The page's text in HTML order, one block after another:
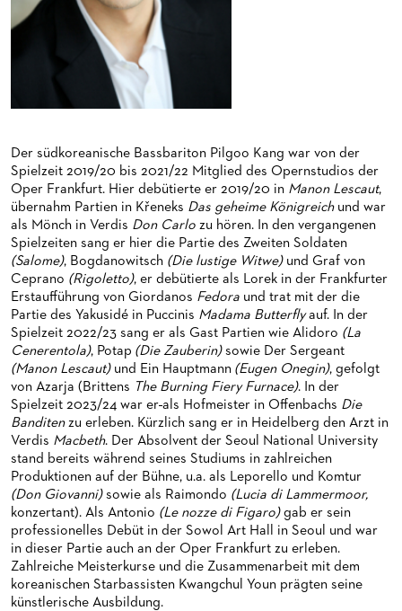
HAPPY NEW EARS
FÜHRUNGEN EXKLUSIV FÜR ABONNENT*INNEN
FRIEDMAN IN DER OPER
BRÜCHE – DEMORKATIE IN ZEITEN IHRER REGRESSION
SILVESTERFEIER
FÜR ERWACHSENE
FÜR KITAS UND SCHULEN
PRODUKTIONS­TEAMS
DIRIGENTEN / REPETITOREN
OPERNSTUDIO
KÜNSTLERISCHER BETRIEB OPER
STÄDTISCHE BÜHNEN FRANKFURT GMBH
ORCHESTER
DAS FRANKFURTER OPERN- UND MUSEUMS­ORCHESTER
GENERAL­MUSIKDIREKTOR
MITGLIEDER DES ORCHESTERS
PAUL-HINDEMITH-ORCHESTER­AKADEMIE
HISTORIE DES ORCHESTERS
STELLEN­ANGEBOTE ORCHESTER UND AKADEMIE
CHOR
KINDERCHOR
PRESSE
KONTAKT
PRESSE­MITTEILUNGEN
PRESSEFOTOS
MATERIALIEN
PRESSE­STIMMEN
NEWS
UMBESETZUNGEN
MEDIATHEK
BLOG
KOSTÜMPODCAST
CD / DVD-SERIE DER OPER FRANKFURT
BLOG
SERVICE
GRUPPENREISEN
FÜR STUDIERENDE
NEWSLETTER
ABONNEMENT
ÜBERSICHT SERIEN
ABONNEMENT-BEDINGUNGEN / INFORMATION
PATRONATSVEREIN
OPERNGALA
PARTNER UND SPENDEN
Der südkoreanische Bassbariton Pilgoo Kang war von der
Spielzeit 2019/20 bis 2021/22 Mitglied des Opernstudios der
Oper Frankfurt. Hier debütierte er 2019/20 in Manon Lescaut,
übernahm Partien in Křeneks Das geheime Königreich und war
als Mönch in Verdis Don Carlo zu hören. In den vergangenen
Spielzeiten sang er hier die Partie des Zweiten Soldaten
(Salome), Bogdanowitsch (Die lustige Witwe)und Graf von
Ceprano (Rigoletto), er debütierte als Lorek in der Frankfurter
Erstaufführung von Giordanos Fedora und trat mit der die
Partie des Yakusidé in Puccinis Madama Butterflyauf. In der
Spielzeit 2022/23 sang er als Gast Partien wie Alidoro (La
Cenerentola), Potap (Die Zauberin)sowie Der Sergeant
(Manon Lescaut)und Ein Hauptmann (Eugen Onegin), gefolgt
von Azarja (Brittens The Burning Fiery Furnace). In der
Spielzeit 2023/24 war er als Hofmeister in Offenbachs Die
Banditenzu erleben. Kürzlich sang er in Heidelberg den Arzt in
Verdis Macbeth. Der Absolvent der Seoul National University
stand bereits während seines Studiums in zahlreichen
Produktionen auf der Bühne, u.a. als Leporello und Komtur
(Don Giovanni)sowie als Raimondo (Lucia di Lammermoor,
konzertant). Als Antonio (Le nozze di Figaro)gab er sein
professionelles Debüt in der Sowol Art Hall in Seoul und war
in dieser Partie auch an der Oper Frankfurt zu erleben.
Zahlreiche Meisterkurse und die Zusammenarbeit mit dem
koreanischen Starbassisten Kwangchul Youn prägten seine
künstlerische Ausbildung.